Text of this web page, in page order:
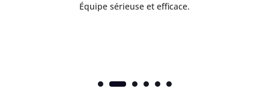
Équipe sérieuse et efficace.